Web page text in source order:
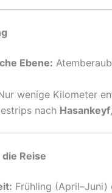
Ebene:
wenige Kilometer
nach Hasankeyf
Reise
Frühling